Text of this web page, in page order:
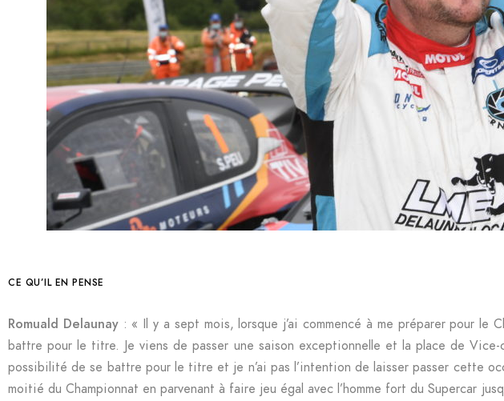
CE QU’IL EN PENSE
Romuald Delaunay: « Il y a sept mois, lorsque j’ai commencé à me préparer pour le
battre pour le titre. Je viens de passer une saison exceptionnelle et la place de
possibilité de se battre pour le titre et je n’ai pas l’intention de laisser passer cette
moitié du Championnat en parvenant à faire jeu égal avec l’homme fort du Supercar